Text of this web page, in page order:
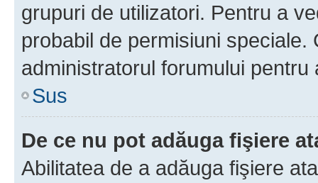
grupuri de utilizatori. Pentru a
probabil de permisiuni
administratorul forumului pentru
Sus
De ce nu pot adăuga fişiere
Abilitatea de a adăuga fişiere